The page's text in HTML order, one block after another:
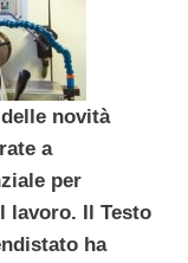
novità
a
per
lavoro. Il Testo
ha